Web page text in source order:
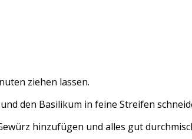
ziehen lassen.
den Basilikum in feine Streifen
hinzufügen und alles gut